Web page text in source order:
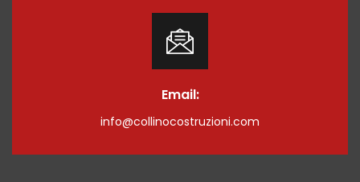
Email:
info@collinocostruzioni.com